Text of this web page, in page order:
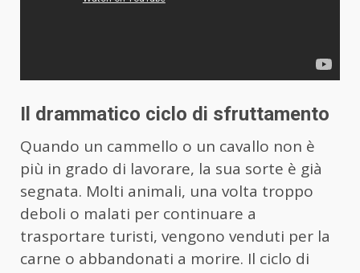
Il drammatico ciclo di sfruttamento
Quando un cammello o un cavallo non è
più in grado di lavorare, la sua sorte è già
segnata. Molti animali, una volta troppo
deboli o malati per continuare a
trasportare turisti, vengono venduti per la
carne o abbandonati a morire. Il ciclo di